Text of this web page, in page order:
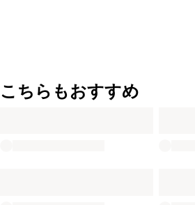
こちらもおすすめ